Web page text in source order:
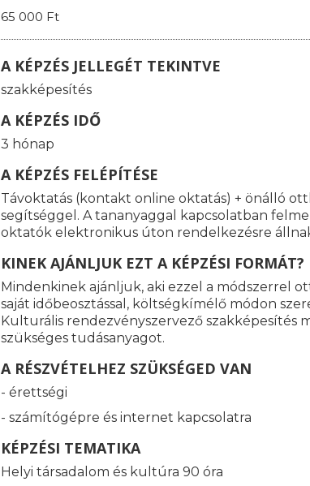
65 000 Ft
A KÉPZÉS JELLEGÉT TEKINTVE
szakképesítés
A KÉPZÉS IDŐ
3 hónap
A KÉPZÉS FELÉPÍTÉSE
Távoktatás (kontakt online oktatás) + önálló
segítséggel. A tananyaggal kapcsolatban
oktatók elektronikus úton rendelkezésre
KINEK AJÁNLJUK EZT A KÉPZÉSI FORMÁT?
Mindenkinek ajánljuk, aki ezzel a módszerrel
saját időbeosztással, költségkímélő módon
Kulturális rendezvényszervező szakképesítés
szükséges tudásanyagot.
A RÉSZVÉTELHEZ SZÜKSÉGED VAN
- érettségi
- számítógépre és internet kapcsolatra
KÉPZÉSI TEMATIKA
Helyi társadalom és kultúra 90 óra